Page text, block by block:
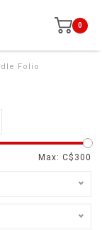
0
Folio
Max: C$ 300